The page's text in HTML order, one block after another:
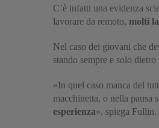
C’è infatti una evidenza
lavorare da remoto, molti
Nel caso dei giovani che
stando sempre e solo
«In quel caso manca del
macchinetta, o nella pausa
esperienza», spiega Fullin.